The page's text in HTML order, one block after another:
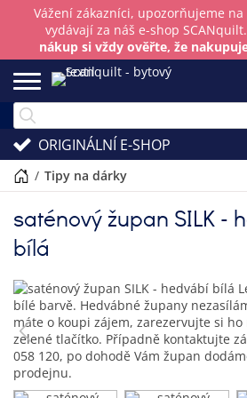
Vážení zákazníci, upozorňujeme
vydávají za náš e-shop SCANquilt.
nákup si vždy ověřte, že
ORIGINÁLNÍ E-SHOP
/ tipy na dárky
saténový župan SILK -
bílá